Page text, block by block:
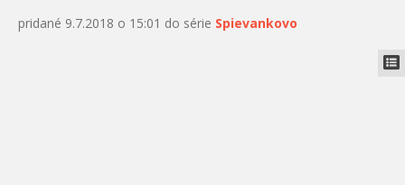
pridané 9.7.2018 o 15:01 do série Spievankovo